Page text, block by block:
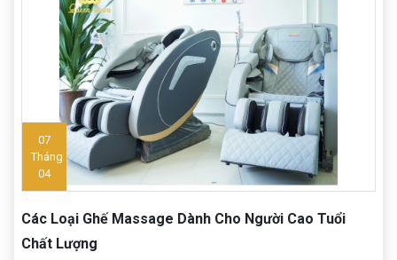
07
Tháng
04
Các Loại Ghế Massage Dành Cho Người Cao Tuổi
Chất Lượng